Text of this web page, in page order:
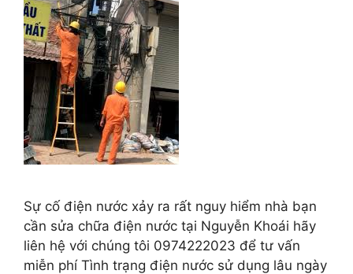
Sự cố điện nước xảy ra rất nguy hiểm nhà bạn
cần sửa chữa điện nước tại Nguyễn Khoái hãy
liên hệ với chúng tôi 0974222023 để tư vấn
miễn phí Tình trạng điện nước sử dụng lâu ngày